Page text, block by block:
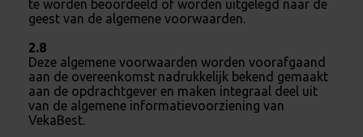
te worden beoordeeld of worden uitgelegd naar de
geest van de algemene voorwaarden.
2.8
Deze algemene voorwaarden worden voorafgaand
aan de overeenkomst nadrukkelijk bekend gemaakt
aan de opdrachtgever en maken integraal deel uit
van de algemene informatievoorziening van
VekaBest.